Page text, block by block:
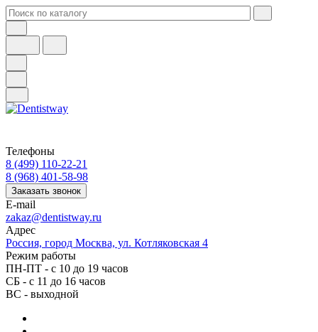
Телефоны
8 (499) 110-22-21
8 (968) 401-58-98
Заказать звонок
E-mail
zakaz@dentistway.ru
Адрес
Россия, город Москва, ул. Котляковская 4
Режим работы
ПН-ПТ - с 10 до 19 часов
СБ - с 11 до 16 часов
ВС - выходной